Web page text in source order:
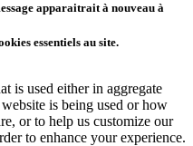
apparaitrait à nouveau à
essentiels au site.
is used either in aggregate
is being used or how
or to help us customize our
to enhance your experience.